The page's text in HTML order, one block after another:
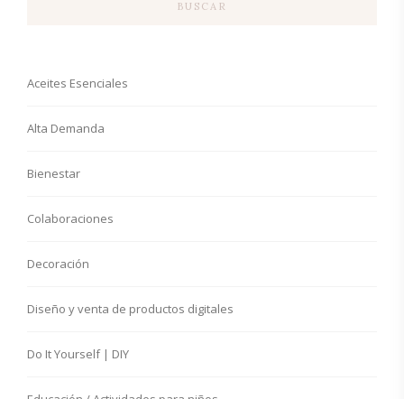
BUSCAR
Aceites Esenciales
Alta Demanda
Bienestar
Colaboraciones
Decoración
Diseño y venta de productos digitales
Do It Yourself | DIY